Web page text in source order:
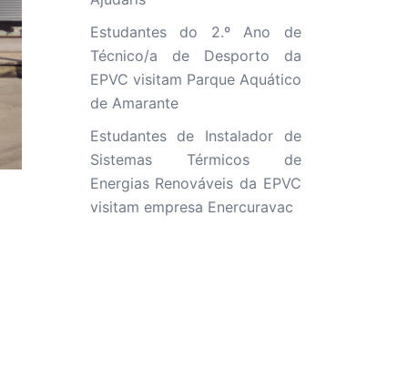
Estudantes do 2.º Ano de
Técnico/a de Desporto da
EPVC visitam Parque Aquático
de Amarante
Estudantes de Instalador de
Sistemas Térmicos de
Energias Renováveis da EPVC
visitam empresa Enercuravac